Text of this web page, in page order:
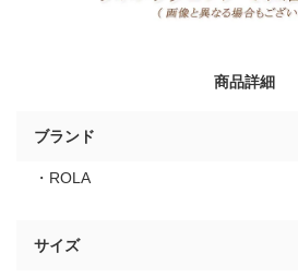
商品詳細
ブランド
・ROLA
サイズ